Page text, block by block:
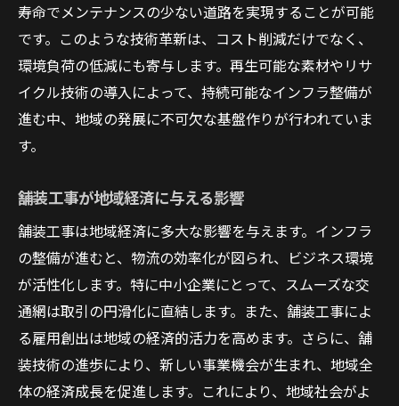
寿命でメンテナンスの少ない道路を実現することが可能
です。このような技術革新は、コスト削減だけでなく、
環境負荷の低減にも寄与します。再生可能な素材やリサ
イクル技術の導入によって、持続可能なインフラ整備が
進む中、地域の発展に不可欠な基盤作りが行われていま
す。
舗装工事が地域経済に与える影響
舗装工事は地域経済に多大な影響を与えます。インフラ
の整備が進むと、物流の効率化が図られ、ビジネス環境
が活性化します。特に中小企業にとって、スムーズな交
通網は取引の円滑化に直結します。また、舗装工事によ
る雇用創出は地域の経済的活力を高めます。さらに、舗
装技術の進歩により、新しい事業機会が生まれ、地域全
体の経済成長を促進します。これにより、地域社会がよ